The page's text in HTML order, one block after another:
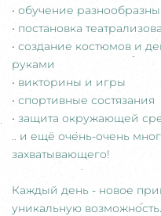
• обучение
• постановка
• создание костюмов и
руками
• викторины и игры
• спортивные состязания
• защита окружающей
.. и ещё очень-очень
захватывающего!
Каждый день - новое
уникальную